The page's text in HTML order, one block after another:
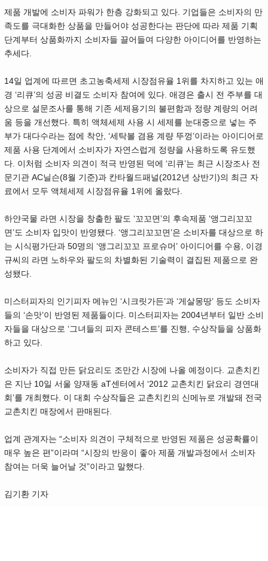
제품 개발에 소비자 파워가 한층 강화되고 있다. 기업들은 소비자의 만
족도를 극대화한 상품을 만들어야 성공한다는 판단에 따라 제품 기획
단계부터 상품화까지 소비자들 끌어들여 다양한 아이디어를 반영하는
추세다.
14일 업계에 따르면 초고농축세제 시장점유율 1위를 차지하고 있는 애
경 ‘리큐’의 성공 비결도 소비자 참여에 있다. 애경은 출시 전 주부를 대
상으로 설문조사를 통해 기존 세제용기의 불편함과 정량 계량의 어려
움 등을 개선했다. 특히 액체세제 사용 시 세제를 눈대중으로 넣는 주
부가 대다수라는 점에 착안, ‘세탁볼 겸용 계량 뚜껑’이라는 아이디어로
제품 사용 단계에서 소비자가 자연스럽게 정량을 사용하도록 유도했
다. 이처럼 소비자 의견이 적극 반영된 덕에 ‘리큐’는 최근 시장조사 전
문기관 AC닐슨(8월 기준)과 칸타월드패널(2012년 상반기)의 최근 자
료에서 모두 액체세제 시장점유율 1위에 올랐다.
하얀국물 라면 시장을 창출한 팔도 ‘꼬꼬면’의 후속제품 ‘앵그리꼬꼬
면’도 소비자 입맛이 반영됐다. ‘앵그리꼬꼬면’은 소비자를 대상으로 하
는 시식평가단과 50명의 ‘앵그리꼬꼬 프로슈머’ 아이디어를 수용, 이경
규씨의 라면 노하우와 팔도의 차별화된 기술력이 결집된 제품으로 완
성됐다.
미스터피자의 인기피자 메뉴인 ‘시크릿가든’과 ‘게살몽땅’ 등도 소비자
들의 ‘손맛’이 반영된 제품들이다. 미스터피자는 2004년부터 일반 소비
자들을 대상으로 ‘그녀들의 피자 콘테스트’를 진행, 수상작들을 상품화
하고 있다.
소비자가 직접 만든 닭요리도 조만간 시장에 나올 예정이다. 교촌치킨
은 지난 10일 서울 양재동 aT센터에서 ‘2012 교촌치킨 닭요리 경연대
회’를 개최했다. 이 대회 수상작들은 교촌치킨의 신메뉴로 개발돼 전국
교촌치킨 매장에서 판매된다.
업계 관계자는 “소비자 의견이 구체적으로 반영된 제품은 성공확률이
매우 높은 편”이라며 “시장의 반응이 좋아 제품 개발과정에서 소비자
참여는 더욱 늘어날 것”이라고 말했다.
김기환 기자